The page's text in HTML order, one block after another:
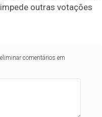
outras votações
comentários em